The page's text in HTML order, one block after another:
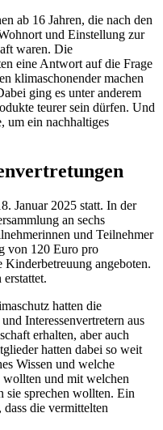
ab 16 Jahren, die nach den
und Einstellung zur
waren. Die
eine Antwort auf die Frage
klimaschonender machen
ging es unter anderem
teurer sein dürfen. Und
um ein nachhaltiges
Januar 2025 statt. In der
an sechs
und Teilnehmer
von 120 Euro pro
angeboten.
hatten die
Interessenvertretern aus
erhalten, aber auch
hatten dabei so weit
Wissen und welche
wollten und mit welchen
sie sprechen wollten. Ein
die vermittelten